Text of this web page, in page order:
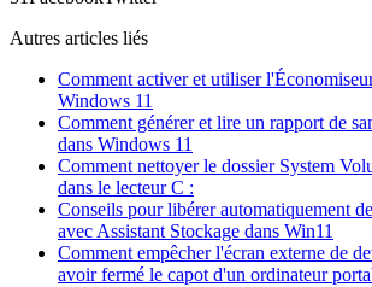
Autres articles liés
Comment activer et utiliser
Windows 11
Comment générer et lire un rapport de
dans Windows 11
Comment nettoyer le dossier System
dans le lecteur C :
Conseils pour libérer automatiquement
avec Assistant Stockage dans Win11
Comment empêcher l'écran externe de
avoir fermé le capot d'un ordinateur